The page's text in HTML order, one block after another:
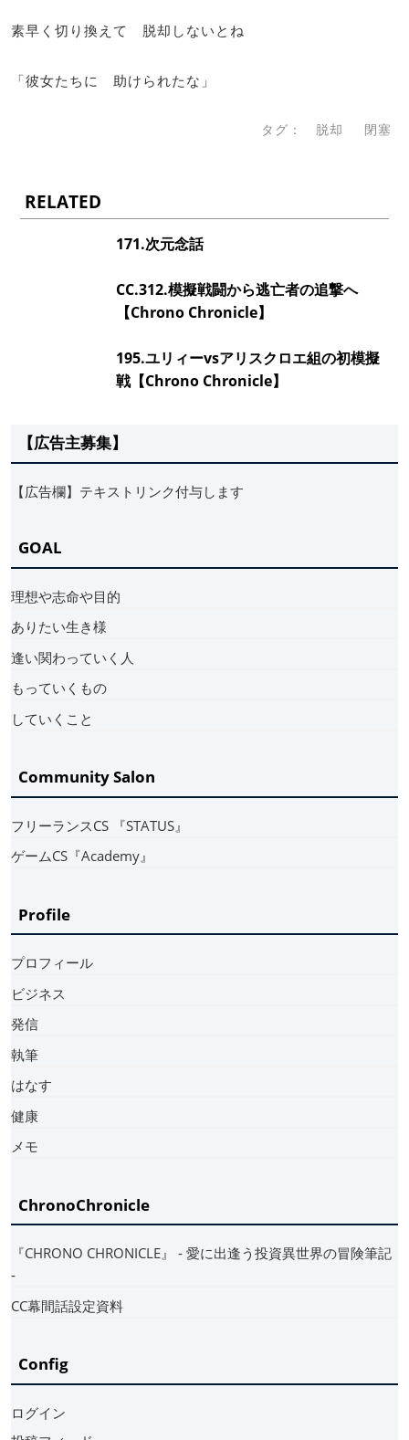
素早く切り換えて 脱却しないとね
「彼女たちに 助けられたな」
タグ： 脱却 閉塞
RELATED
171.次元念話
CC.312.模擬戦闘から逃亡者の追撃へ
【Chrono Chronicle】
195.ユリィーvsアリスクロエ組の初模擬
戦【Chrono Chronicle】
【広告主募集】
【広告欄】テキストリンク付与します
GOAL
理想や志命や目的
ありたい生き様
逢い関わっていく人
もっていくもの
していくこと
Community Salon
フリーランスCS 『STATUS』
ゲームCS『Academy』
Profile
プロフィール
ビジネス
発信
執筆
はなす
健康
メモ
ChronoChronicle
『CHRONO CHRONICLE』 ‐ 愛に出逢う投資異世界の冒険筆記
‐
CC幕間話設定資料
Config
ログイン